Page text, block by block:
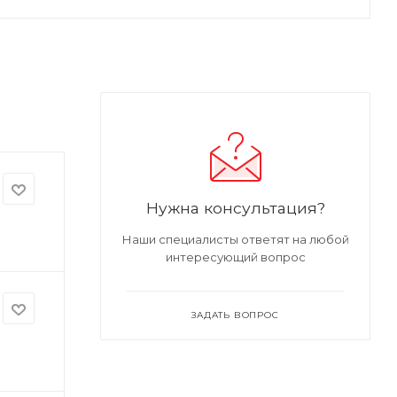
Нужна консультация?
Наши специалисты ответят на любой
интересующий вопрос
ЗАДАТЬ ВОПРОС